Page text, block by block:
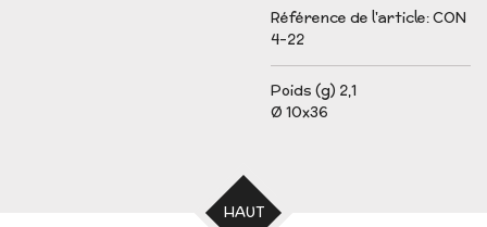
Référence de l'article:CON
4-22
Poids (g) 2,1
Ø 10x36
HAUT